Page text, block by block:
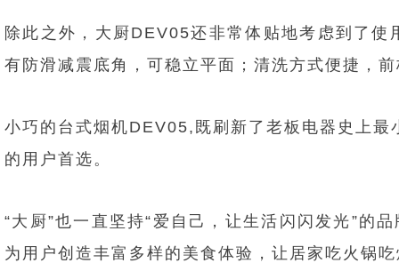
除此之外，大厨DEV05还非常体贴地考虑到了
有防滑减震底角，可稳立平面；清洗方式便捷，
小巧的台式烟机DEV05,既刷新了老板电器史上最
的用户首选。
“大厨”也一直坚持“爱自己，让生活闪闪发光”的
为用户创造丰富多样的美食体验，让居家吃火锅